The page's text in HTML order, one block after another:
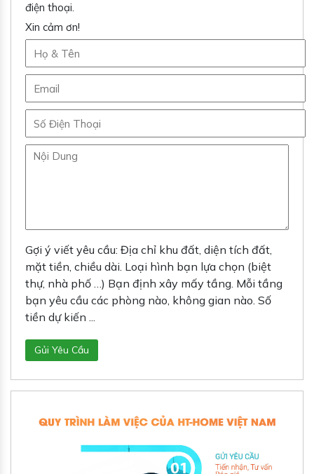
điện thoại.
Xin cảm ơn!
Gợi ý viết yêu cầu: Địa chỉ khu đất, diện tích đất,
mặt tiền, chiều dài. Loại hình bạn lựa chọn (biệt
thự, nhà phố …) Bạn định xây mấy tầng. Mỗi tầng
bạn yêu cầu các phòng nào, không gian nào. Số
tiền dự kiến ...